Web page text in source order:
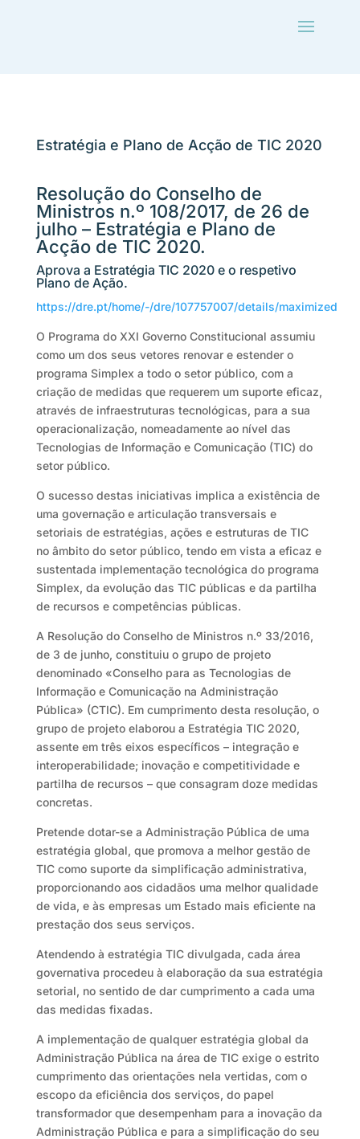
Estratégia e Plano de Acção de TIC 2020
Resolução do Conselho de
Ministros n.º 108/2017, de 26 de
julho – Estratégia e Plano de
Acção de TIC 2020.
Aprova a Estratégia TIC 2020 e o respetivo
Plano de Ação.
https://dre.pt/home/-/dre/107757007/details/maximized
O Programa do XXI Governo Constitucional assumiu
como um dos seus vetores renovar e estender o
programa Simplex a todo o setor público, com a
criação de medidas que requerem um suporte eficaz,
através de infraestruturas tecnológicas, para a sua
operacionalização, nomeadamente ao nível das
Tecnologias de Informação e Comunicação (TIC) do
setor público.
O sucesso destas iniciativas implica a existência de
uma governação e articulação transversais e
setoriais de estratégias, ações e estruturas de TIC
no âmbito do setor público, tendo em vista a eficaz e
sustentada implementação tecnológica do programa
Simplex, da evolução das TIC públicas e da partilha
de recursos e competências públicas.
A Resolução do Conselho de Ministros n.º 33/2016,
de 3 de junho, constituiu o grupo de projeto
denominado «Conselho para as Tecnologias de
Informação e Comunicação na Administração
Pública» (CTIC). Em cumprimento desta resolução, o
grupo de projeto elaborou a Estratégia TIC 2020,
assente em três eixos específicos – integração e
interoperabilidade; inovação e competitividade e
partilha de recursos – que consagram doze medidas
concretas.
Pretende dotar-se a Administração Pública de uma
estratégia global, que promova a melhor gestão de
TIC como suporte da simplificação administrativa,
proporcionando aos cidadãos uma melhor qualidade
de vida, e às empresas um Estado mais eficiente na
prestação dos seus serviços.
Atendendo à estratégia TIC divulgada, cada área
governativa procedeu à elaboração da sua estratégia
setorial, no sentido de dar cumprimento a cada uma
das medidas fixadas.
A implementação de qualquer estratégia global da
Administração Pública na área de TIC exige o estrito
cumprimento das orientações nela vertidas, com o
escopo da eficiência dos serviços, do papel
transformador que desempenham para a inovação da
Administração Pública e para a simplificação do seu